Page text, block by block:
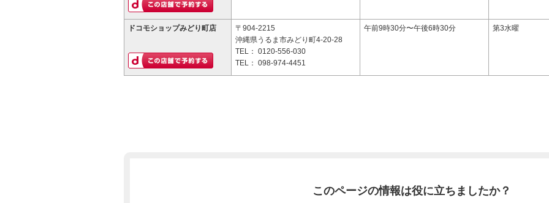
ドコモショップみどり町店
〒904-2215
沖縄県うるま市みどり町4-20-28
TEL： 0120-556-030
TEL： 098-974-4451
午前9時30分〜午後6時30分 第3水曜
このページの情報は役に立ちましたか？